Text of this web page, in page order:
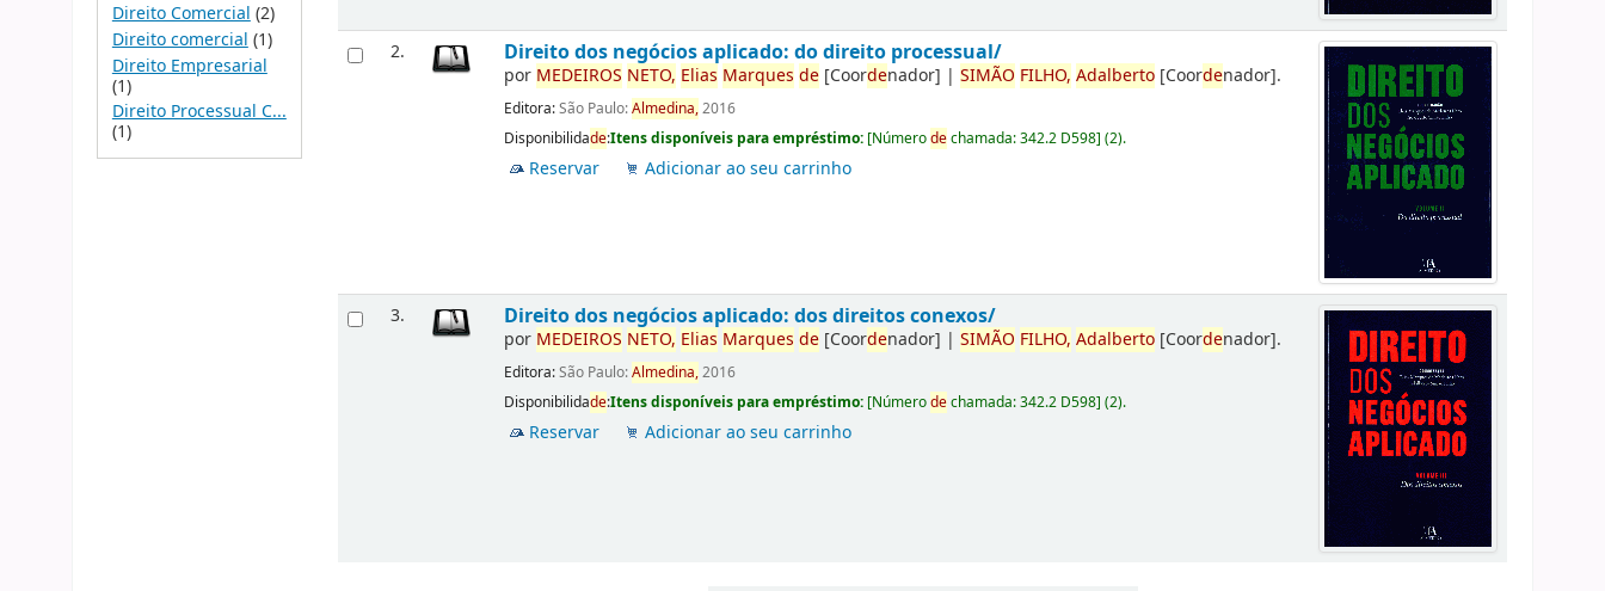
Direito Comercial (2)
Direito comercial (1)
Direito Empresarial
(1)
Direito Processual C...
(1)
2. Direito dos negócios aplicado: do direito processual/
por MEDEIROS NETO, Elias Marques de [Coordenador] |SIMÃO FILHO, Adalberto [Coordenador].
Editora:São Paulo:Almedina,2016
Disponibilidade:Itens disponíveis para empréstimo: [Númerodechamada:342.2 D598](2).
Reservar Adicionar ao seu carrinho
3. Direito dos negócios aplicado: dos direitos conexos/
por MEDEIROS NETO, Elias Marques de [Coordenador] |SIMÃO FILHO, Adalberto [Coordenador].
Editora:São Paulo:Almedina,2016
Disponibilidade:Itens disponíveis para empréstimo: [Númerodechamada:342.2 D598](2).
Reservar Adicionar ao seu carrinho